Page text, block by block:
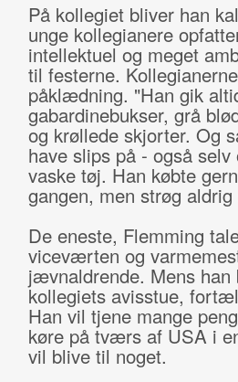
På kollegiet bliver han
unge kollegianere
intellektuel og meget
til festerne.
påklædning. "Han gik
gabardinebukser, grå
og krøllede skjorter. Og
have slips på - også
vaske tøj. Han købte
gangen, men strøg
De eneste, Flemming
viceværten og
jævnaldrende. Mens
kollegiets avisstue,
Han vil tjene mange
køre på tværs af USA i
vil blive til noget.